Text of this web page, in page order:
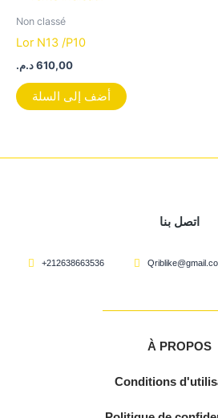
Non classé
Lor N13 /P10
610,00د.م.
أضف إلى السلة
اتصل بنا
+212638663536
À PROPOS
Conditions